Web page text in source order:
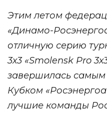
Этим летом
«Динамо-
отличную серию
3х3 «Smolensk Pro
завершилась самым
Кубком
лучшие команды